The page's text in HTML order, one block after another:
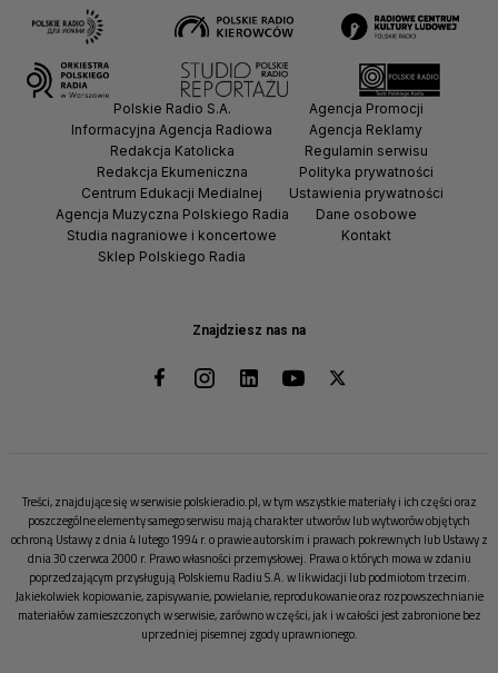
Znajdziesz nas na
Polskie Radio S.A.
Informacyjna Agencja Radiowa
Redakcja Katolicka
Redakcja Ekumeniczna
Centrum Edukacji Medialnej
Agencja Muzyczna Polskiego Radia
Studia nagraniowe i koncertowe
Sklep Polskiego Radia
Agencja Promocji
Agencja Reklamy
Regulamin serwisu
Polityka prywatności
Ustawienia prywatności
Dane osobowe
Kontakt
Treści, znajdujące się w serwisie polskieradio.pl, w tym wszystkie materiały i ich części oraz
poszczególne elementy samego serwisu mają charakter utworów lub wytworów objętych
ochroną Ustawy z dnia 4 lutego 1994 r. o prawie autorskim i prawach pokrewnych lub Ustawy z
dnia 30 czerwca 2000 r. Prawo własności przemysłowej. Prawa o których mowa w zdaniu
poprzedzającym przysługują Polskiemu Radiu S.A. w likwidacji lub podmiotom trzecim.
Jakiekolwiek kopiowanie, zapisywanie, powielanie, reprodukowanie oraz rozpowszechnianie
materiałów zamieszczonych w serwisie, zarówno w części, jak i w całości jest zabronione bez
uprzedniej pisemnej zgody uprawnionego.